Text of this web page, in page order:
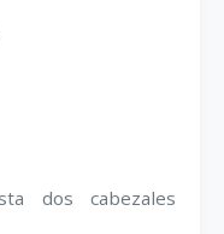
dos cabezales